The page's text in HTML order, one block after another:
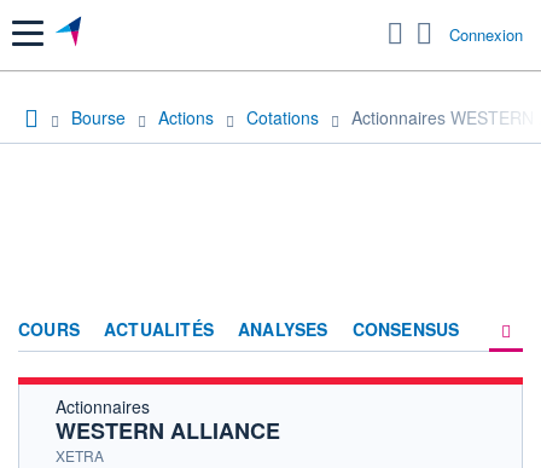
Menu Connexion
Bourse Actions Cotations Actionnaires WESTERN
COURS ACTUALITÉS ANALYSES CONSENSUS
Actionnaires
WESTERN ALLIANCE
XETRA